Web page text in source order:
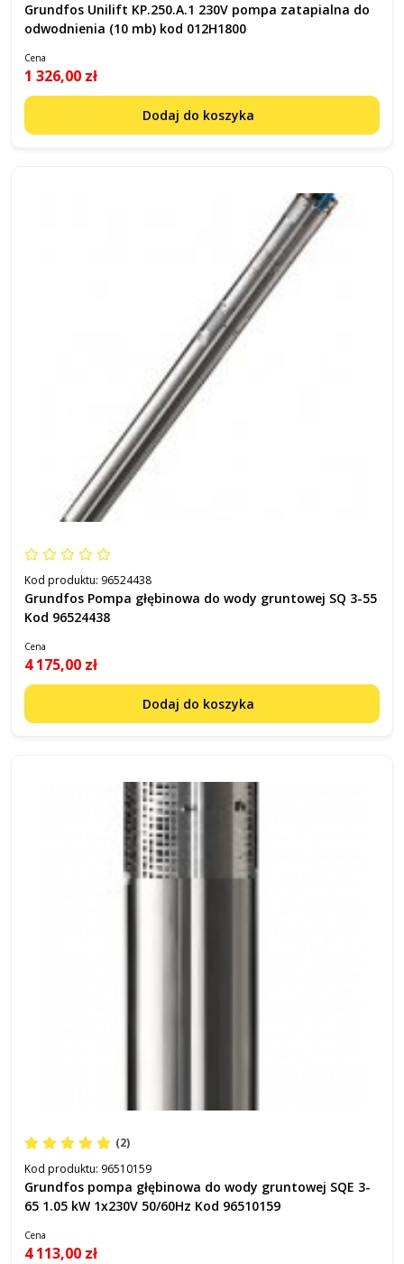
Grundfos Unilift KP.250.A.1 230V pompa zatapialna do
odwodnienia (10 mb) kod 012H1800
Cena
1 326,00 zł
Dodaj do koszyka
Kod produktu: 96524438
Grundfos Pompa głębinowa do wody gruntowej SQ 3-55
Kod 96524438
Cena
4 175,00 zł
Dodaj do koszyka
(2)
Kod produktu: 96510159
Grundfos pompa głębinowa do wody gruntowej SQE 3-
65 1.05 kW 1x230V 50/60Hz Kod 96510159
Cena
4 113,00 zł